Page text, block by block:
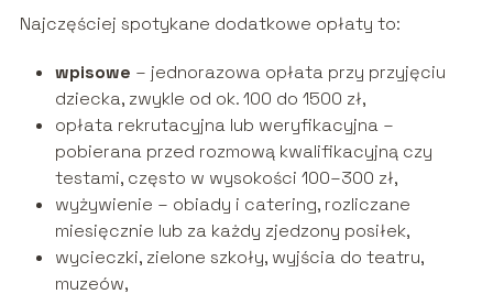
Najczęściej spotykane dodatkowe opłaty to:
wpisowe – jednorazowa opłata przy przyjęciu
dziecka, zwykle od ok. 100 do 1500 zł,
opłata rekrutacyjna lub weryfikacyjna –
pobierana przed rozmową kwalifikacyjną czy
testami, często w wysokości 100–300 zł,
wyżywienie – obiady i catering, rozliczane
miesięcznie lub za każdy zjedzony posiłek,
wycieczki, zielone szkoły, wyjścia do teatru,
muzeów,